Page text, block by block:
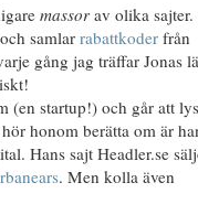
massorav olika sajter.
samlar rabattkoder från
gång jag träffar Jonas
(en startup!) och går att
honom berätta om är
Hans sajt Headler.se
. Men kolla även